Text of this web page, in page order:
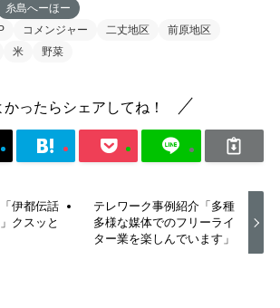
糸島へーほー
コメンジャー 二丈地区
前原地区
米 野菜
かったらシェアしてね！
伊都伝話
クスッと
テレワーク事例紹介「多種
多様な媒体でのフリーライ
ター業を楽しんでいます」